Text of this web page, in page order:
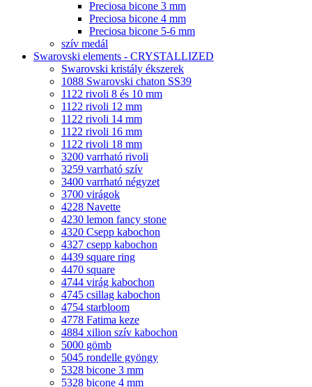
Preciosa bicone 3 mm
Preciosa bicone 4 mm
Preciosa bicone 5-6 mm
szív medál
Swarovski elements - CRYSTALLIZED
Swarovski kristály ékszerek
1088 Swarovski chaton SS39
1122 rivoli 8 és 10 mm
1122 rivoli 12 mm
1122 rivoli 14 mm
1122 rivoli 16 mm
1122 rivoli 18 mm
3200 varrható rivoli
3259 varrható szív
3400 varrható négyzet
3700 virágok
4228 Navette
4230 lemon fancy stone
4320 Csepp kabochon
4327 csepp kabochon
4439 square ring
4470 square
4744 virág kabochon
4745 csillag kabochon
4754 starbloom
4778 Fatima keze
4884 xilion szív kabochon
5000 gömb
5045 rondelle gyöngy
5328 bicone 3 mm
5328 bicone 4 mm